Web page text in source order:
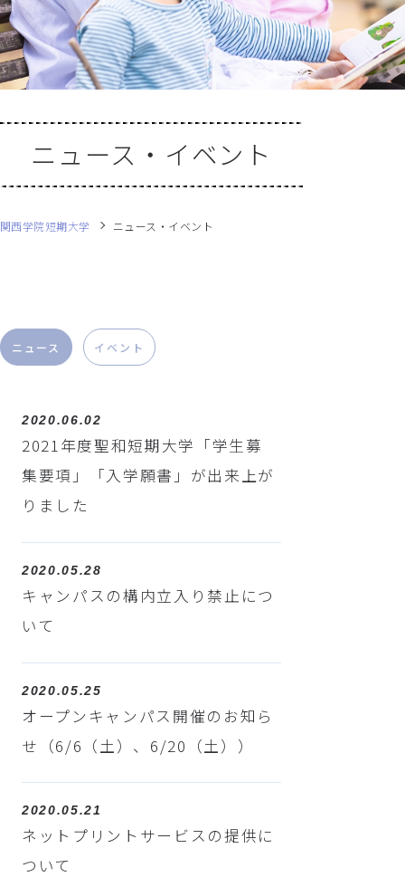
ニュース・イベント
関西学院短期大学 ニュース・イベント
ニュース イベント
2020.06.02
2021年度聖和短期大学「学生募
集要項」「入学願書」が出来上が
りました
2020.05.28
キャンパスの構内立入り禁止につ
いて
2020.05.25
オープンキャンパス開催のお知ら
せ（6/6（土）、6/20（土））
2020.05.21
ネットプリントサービスの提供に
ついて